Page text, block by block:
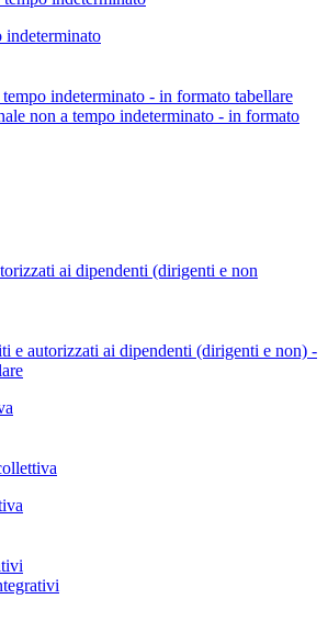
indeterminato
tempo indeterminato - in formato tabellare
non a tempo indeterminato - in formato
ai dipendenti (dirigenti e non
e autorizzati ai dipendenti (dirigenti e non) -